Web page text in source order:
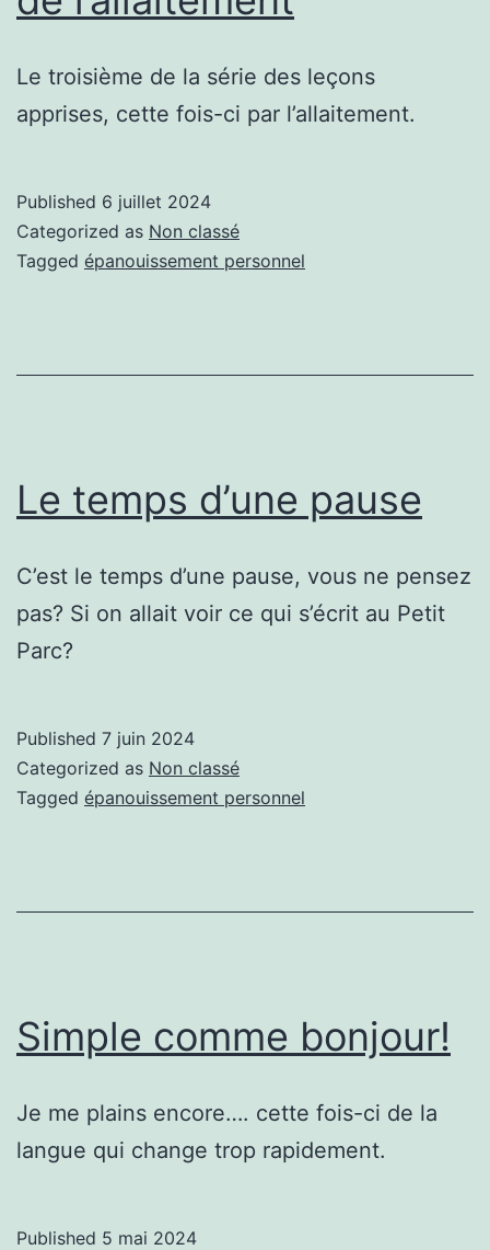
Le troisième de la série des leçons
apprises, cette fois-ci par l’allaitement.
Published 6 juillet 2024
Categorized as Non classé
Tagged épanouissement personnel
Le temps d’une pause
C’est le temps d’une pause, vous ne pensez
pas? Si on allait voir ce qui s’écrit au Petit
Parc?
Published 7 juin 2024
Categorized as Non classé
Tagged épanouissement personnel
Simple comme bonjour!
Je me plains encore…. cette fois-ci de la
langue qui change trop rapidement.
Published 5 mai 2024